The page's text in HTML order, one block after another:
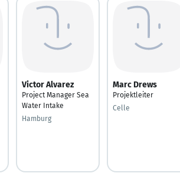
Victor Alvarez
Project Manager Sea
Water Intake
Hamburg
Marc Drews
Projektleiter
Celle